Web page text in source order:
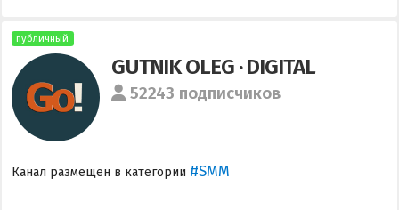
публичный
GUTNIK OLEG · DIGITAL
52243 подписчиков
Канал размещен в категории #SMM